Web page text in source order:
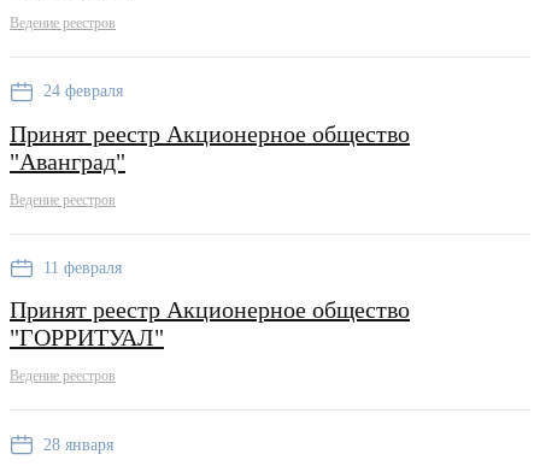
Ведение реестров
24 февраля
Принят реестр Акционерное общество
"Аванград"
Ведение реестров
11 февраля
Принят реестр Акционерное общество
"ГОРРИТУАЛ"
Ведение реестров
28 января